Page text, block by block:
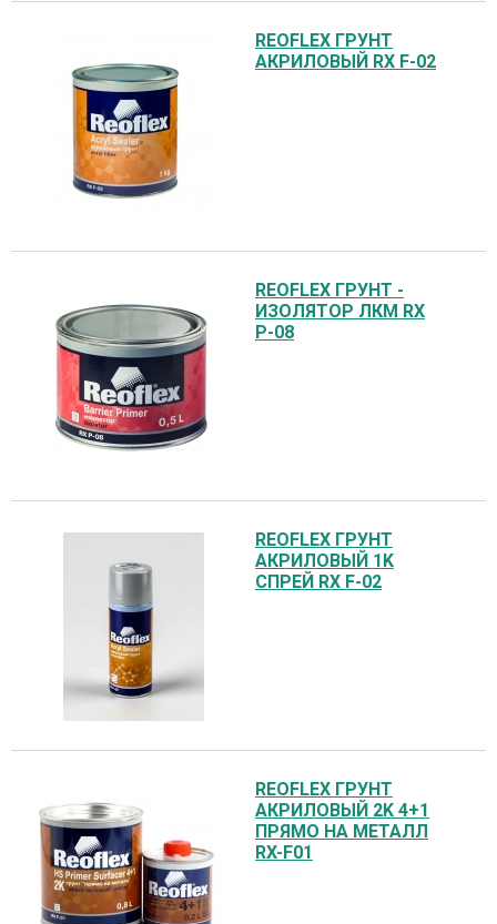
REOFLEX ГРУНТ
АКРИЛОВЫЙ RX F-02
REOFLEX ГРУНТ -
ИЗОЛЯТОР ЛКМ RX
P-08
REOFLEX ГРУНТ
АКРИЛОВЫЙ 1K
СПРЕЙ RX F-02
REOFLEX ГРУНТ
АКРИЛОВЫЙ 2K 4+1
ПРЯМО НА МЕТАЛЛ
RX-F01